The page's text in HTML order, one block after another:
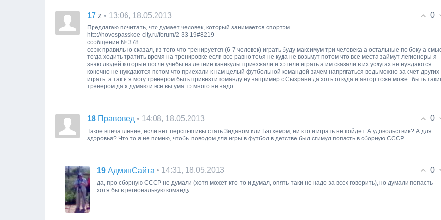
0
17 z • 13:06, 18.05.2013
Предлагаю почитать, что думает человек, который занимается спортом.
http://novospasskoe-city.ru/forum/2-33-19#8219
сообщение № 378
серж правильно сказал, из того что тренируется (6-7 человек) играть буду максимум три человека а остальные по боку а
тогда ходить тратить время на тренировке если все равно тебя не куда не возьмут потом что все места займут легионеры я
знаю людей которые после учебы на летние каникулы приезжали и хотели играть а им сказали в их услугах не нуждаются
конечно не нуждаются потом что приехали к нам целый футбольной командой зачем напрягаться ведь можно за счет других
играть. а так и я могу тренером быть привезти команду ну например с Сызрани да хоть откуда и автор тоже может быть
тренером да я думаю и все вы ума то много не надо.
0
18 Правовед • 14:08, 18.05.2013
Такое впечатление, если нет перспективы стать Зиданом или Бэтхемом, ни кто и играть не пойдет. А удовольствие? А для
здоровья? Что то я не помню, чтобы поводом для игры в футбол в детстве был стимул попасть в сборную СССР.
0
19 АдминСайта • 14:31, 18.05.2013
да, про сборную СССР не думали (хотя может кто-то и думал, опять-таки не надо за всех говорить), но думали попасть
хотя бы в региональную команду...